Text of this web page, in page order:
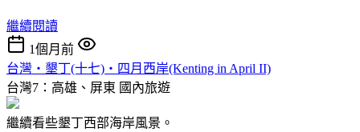
繼續閱讀
1個月前
台灣‧墾丁(十七)‧四月西岸(Kenting in April II)
台灣7：高雄、屏東 國內旅遊
繼續看些墾丁西部海岸風景。